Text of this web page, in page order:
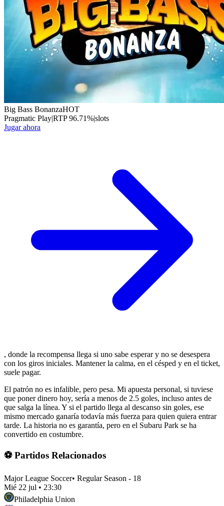
Big Bass BonanzaHOT
Pragmatic Play|RTP96.71%|slots
Jugar ahora
, donde la recompensa llega si uno sabe esperar y no se desespera
con los giros iniciales. Mantener la calma, en el césped y en el ticket,
suele pagar.
El patrón no es infalible, pero pesa. Mi apuesta personal, si tuviese
que poner dinero hoy, sería a menos de 2.5 goles, incluso antes de
que salga la línea. Y si el partido llega al descanso sin goles, ese
mismo mercado ganaría todavía más fuerza para quien quiera entrar
tarde. La historia no es garantía, pero en el Subaru Park se ha
convertido en costumbre.
⚽ Partidos Relacionados
Major League Soccer• Regular Season - 18
Mié 22 jul • 23:30
Philadelphia Union